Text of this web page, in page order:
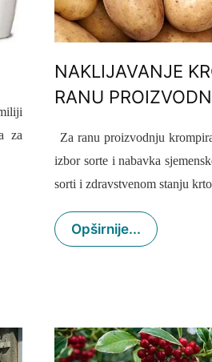
za
NAKLIJAVANJE
RANU
Za ranu proizvodnju
izbor sorte i nabavka
sorti i zdravstvenom stanju
Opširnije...